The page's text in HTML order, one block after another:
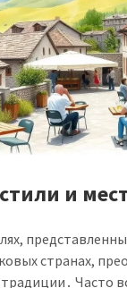
и
странах,
Часто